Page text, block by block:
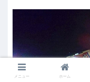
メニュー ホーム